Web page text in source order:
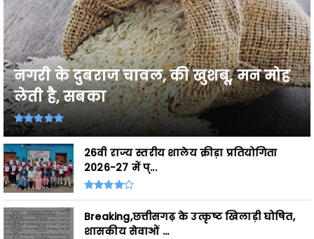
नगरी के दुबराज चावल, की खुशबू, मन मोह
लेती है, सबका
26वी राज्य स्तरीय शालेय क्रीड़ा प्रतियोगिता
2026-27 में प्...
Breaking,छत्तीसगढ़ के उत्कृष्ट खिलाड़ी घोषित,
शासकीय सेवाओं ...